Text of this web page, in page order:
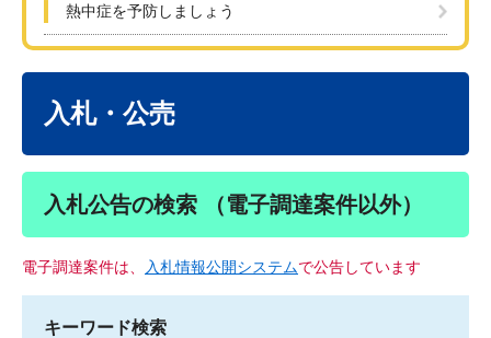
熱中症を予防しましょう
入札・公売
入札公告の検索 （電子調達案件以外）
電子調達案件は、 入札情報公開システムで公告しています
キーワード検索